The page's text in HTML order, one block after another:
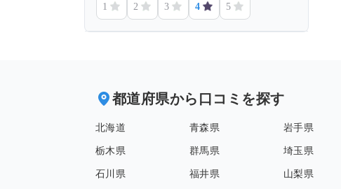
1 2 3 4 5
都道府県から口コミを探す
北海道 青森県 岩手県
栃木県 群馬県 埼玉県
石川県 福井県 山梨県